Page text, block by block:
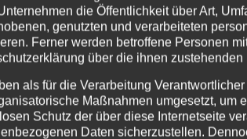
die Öffentlichkeit über Art,
genutzten und verarbeiteten
Ferner werden betroffene Personen
über die ihnen zustehenden
als für die Verarbeitung
Maßnahmen umgesetzt, um
Schutz der über diese Internetseite
Daten sicherzustellen.